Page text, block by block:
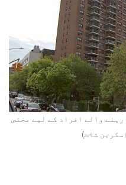
بے گھر رہنے والے افراد کے لیے مختص
شاٹ)